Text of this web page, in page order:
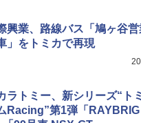
興業、路線バス「鳩ヶ谷
」をトミカで再現
ラトミー、新シリーズ“ト
Racing”第1弾「